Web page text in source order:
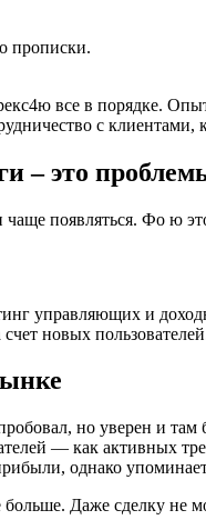
прописки.
все в порядке.
с клиентами,
– это
чаще появляться. Фо ю
управляющих и
новых
но уверен и там
— как активных
однако
Даже сделку не